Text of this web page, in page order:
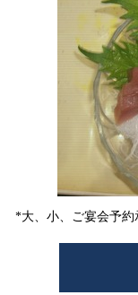
*大、小、ご宴会予約